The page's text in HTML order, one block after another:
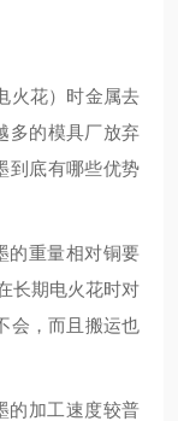
火花）时金属去
多的模具厂放弃
到底有哪些优势
的重量相对铜要
长期电火花时对
会，而且搬运也
的加工速度较普